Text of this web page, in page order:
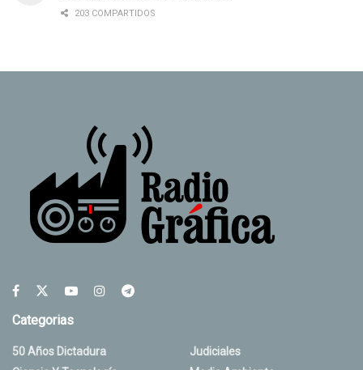
203 COMPARTIDOS
Categorias
50 Años Dictadura
Judiciales